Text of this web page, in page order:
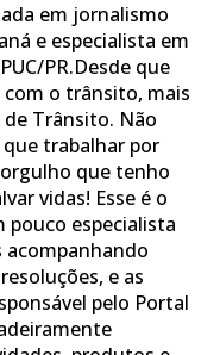
em jornalismo
e especialista em
PR.Desde que
com o trânsito, mais
Trânsito. Não
trabalhar por
que tenho
vidas! Esse é o
especialista
acompanhando
e as
pelo Portal